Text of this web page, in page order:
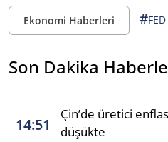
Ekonomi Haberleri #FED
Son Dakika
14:51
Çin’de üretici
düşükte